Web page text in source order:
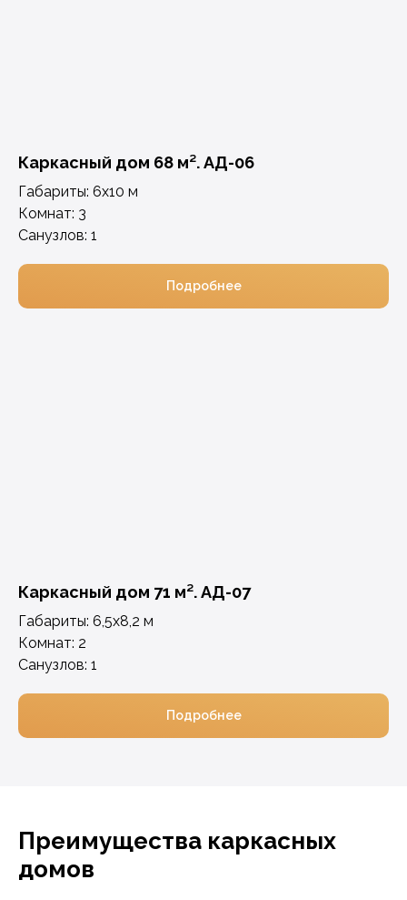
Каркасный дом 68 м². АД-06
Габариты: 6х10 м
Комнат: 3
Санузлов: 1
Подробнее
Каркасный дом 71 м². АД-07
Габариты: 6,5х8,2 м
Комнат: 2
Санузлов: 1
Подробнее
Преимущества каркасных
домов